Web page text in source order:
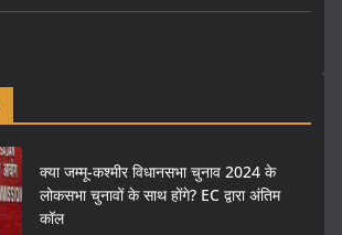
क्या जम्मू-कश्मीर विधानसभा चुनाव 2024 के
लोकसभा चुनावों के साथ होंगे? EC द्वारा अंतिम
कॉल